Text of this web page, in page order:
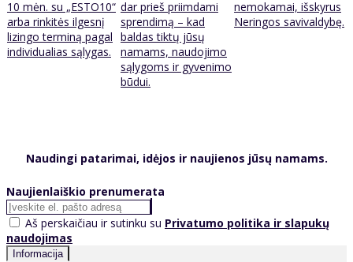
10 mėn. su „ESTO10“
arba rinkitės ilgesnį
lizingo terminą pagal
individualias sąlygas.
dar prieš priimdami
sprendimą – kad
baldas tiktų jūsų
namams, naudojimo
sąlygoms ir gyvenimo
būdui.
nemokamai, išskyrus
Neringos savivaldybę.
Naudingi patarimai, idėjos ir naujienos jūsų namams.
Naujienlaiškio prenumerata
Aš perskaičiau ir sutinku su Privatumo politika ir slapukų
naudojimas
Informacija